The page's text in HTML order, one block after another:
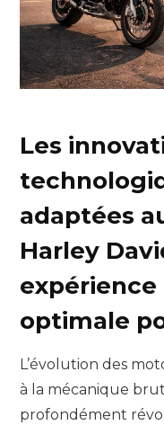
Les
adaptées
Harley
optimale
L’évolution des
à la mécanique
profondément